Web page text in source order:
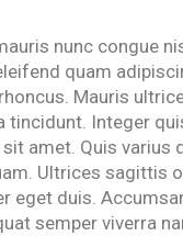
nunc congue
quam
Mauris
tincidunt. Integer
amet. Quis varius
Ultrices sagittis
eget duis.
semper viverra